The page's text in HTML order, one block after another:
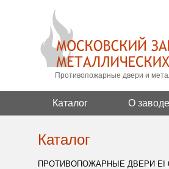
Противопожарные двери и
Каталог О заводе
Каталог
ПРОТИВОПОЖАРНЫЕ ДВЕРИ EI